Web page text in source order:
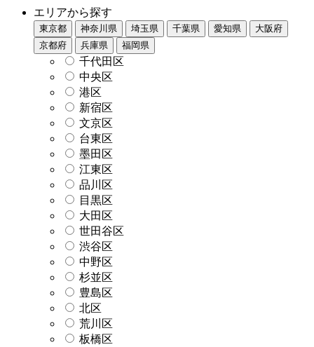
エリアから探す
東京都 神奈川県 埼玉県 千葉県 愛知県
大阪府
京都府
兵庫県 福岡県
千代田区
中央区
港区
新宿区
文京区
台東区
墨田区
江東区
品川区
目黒区
大田区
世田谷区
渋谷区
中野区
杉並区
豊島区
北区
荒川区
板橋区